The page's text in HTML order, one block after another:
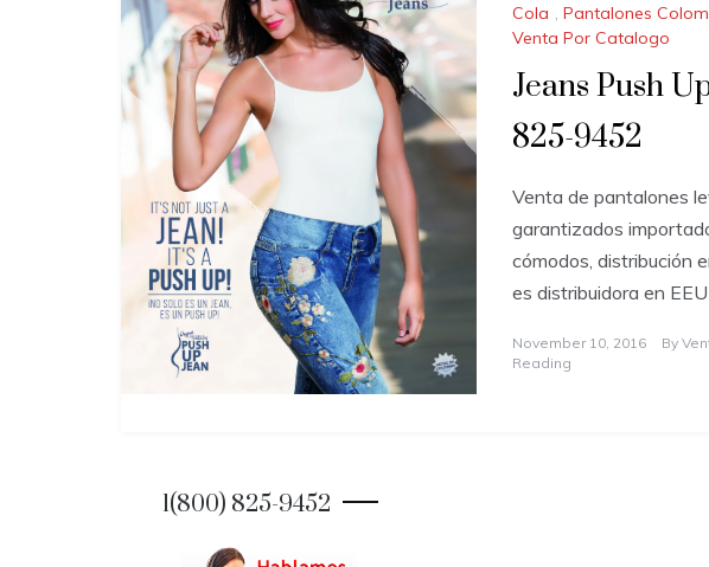
Cola , Pantalones
Venta Por Catalogo
Jeans Push
825-9452
Venta de pantalones
garantizados
cómodos, distribución
es distribuidora en
November 10, 2016 By
Reading
1(800) 825-9452